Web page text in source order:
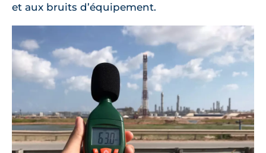
et aux bruits d’équipement.